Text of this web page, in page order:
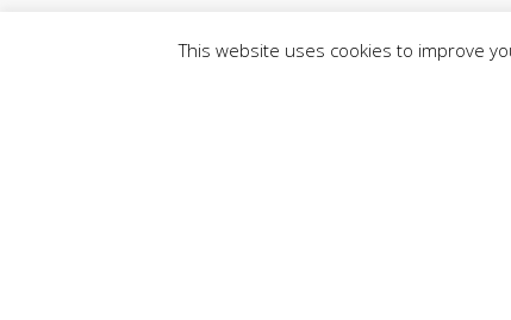
This website uses cookies to improve